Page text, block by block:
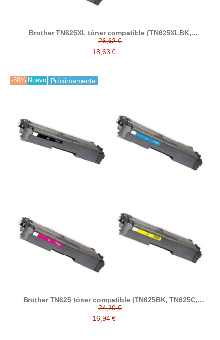
Brother TN625XL tóner compatible (TN625XLBK,
TN625XLC, TN625XLM, TN625XLY)
26,62 €
18,63 €
-30% Nuevo Próximamente
Brother TN625 tóner compatible (TN625BK, TN625C,
TN625M, TN625Y)
24,20 €
16,94 €